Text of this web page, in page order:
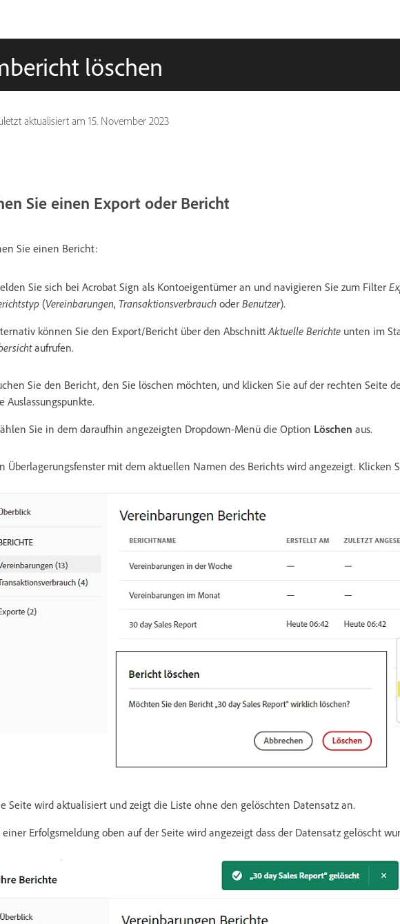
löschen
aktualisiert am 15. November 2023
Sie einen Export oder Bericht
Sie einen Bericht:
Sie sich bei Acrobat Sign als Kontoeigentümer an und navigieren Sie zum Filter
(Vereinbarungen, Transaktionsverbrauch oder Benutzer).
können Sie den Export/Bericht über den Abschnitt Aktuelle Berichte unten im
aufrufen.
Sie den Bericht, den Sie löschen möchten, und klicken Sie auf der rechten Seite
Auslassungspunkte.
Sie in dem daraufhin angezeigten Dropdown-Menü die Option Löschen aus.
Überlagerungsfenster mit dem aktuellen Namen des Berichts wird angezeigt. Klicken
Seite wird aktualisiert und zeigt die Liste ohne den gelöschten Datensatz an.
einer Erfolgsmeldung oben auf der Seite wird angezeigt dass der Datensatz gelöscht